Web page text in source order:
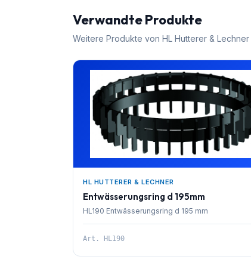
Verwandte Produkte
Weitere Produkte von HL Hutterer & Lechner
HL HUTTERER & LECHNER
Entwässerungsring d 195mm
HL190 Entwässerungsring d 195 mm
Art. HL190